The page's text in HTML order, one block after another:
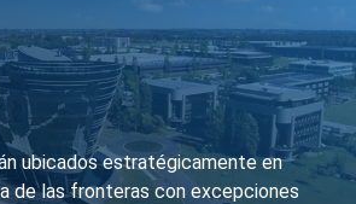
ubicados estratégicamente en
de las fronteras con excepciones